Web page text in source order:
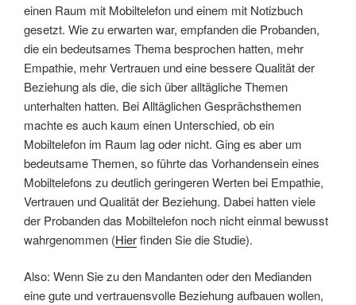
einen Raum mit Mobiltelefon und einem mit Notizbuch
gesetzt. Wie zu erwarten war, empfanden die Probanden,
die ein bedeutsames Thema besprochen hatten, mehr
Empathie, mehr Vertrauen und eine bessere Qualität der
Beziehung als die, die sich über alltägliche Themen
unterhalten hatten. Bei Alltäglichen Gesprächsthemen
machte es auch kaum einen Unterschied, ob ein
Mobiltelefon im Raum lag oder nicht. Ging es aber um
bedeutsame Themen, so führte das Vorhandensein eines
Mobiltelefons zu deutlich geringeren Werten bei Empathie,
Vertrauen und Qualität der Beziehung. Dabei hatten viele
der Probanden das Mobiltelefon noch nicht einmal bewusst
wahrgenommen (Hierfinden Sie die Studie).
Also: Wenn Sie zu den Mandanten oder den Medianden
eine gute und vertrauensvolle Beziehung aufbauen wollen,